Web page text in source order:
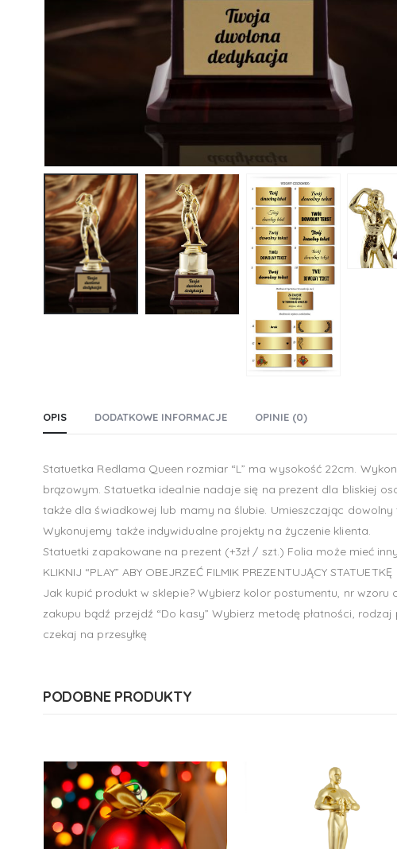
OPIS DODATKOWE INFORMACJE OPINIE (0)
Statuetka Redlama Queen rozmiar “L” ma wysokość 22cm.
brązowym. Statuetka idealnie nadaje się na prezent dla bliskiej
także dla świadkowej lub mamy na ślubie. Umieszczając
Wykonujemy także indywidualne projekty na życzenie klienta.
Statuetki zapakowane na prezent (+3zł / szt.) Folia może mieć
KLIKNIJ “PLAY” ABY OBEJRZEĆ FILMIK PREZENTUJĄCY STATUETKĘ
Jak kupić produkt w sklepie? Wybierz kolor postumentu, nr
zakupu bądź przejdź “Do kasy” Wybierz metodę płatności,
czekaj na przesyłkę
PODOBNE PRODUKTY